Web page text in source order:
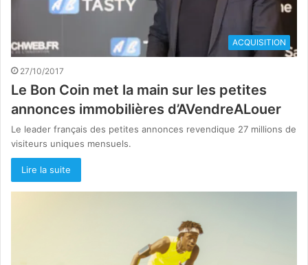
ACQUISITION
27/10/2017
Le Bon Coin met la main sur les petites
annonces immobilières d’AVendreALouer
Le leader français des petites annonces revendique 27 millions de
visiteurs uniques mensuels.
Lire la suite